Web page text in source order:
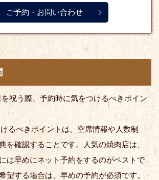
ご予約・お問い合わせ
祝う際、予約時に気をつけるべきポイン
るべきポイントは、空席情報や人数制
を確認することです。人気の焼肉店は、
は早めにネット予約をするのがベストで
望する場合は、早めの予約が必須です。